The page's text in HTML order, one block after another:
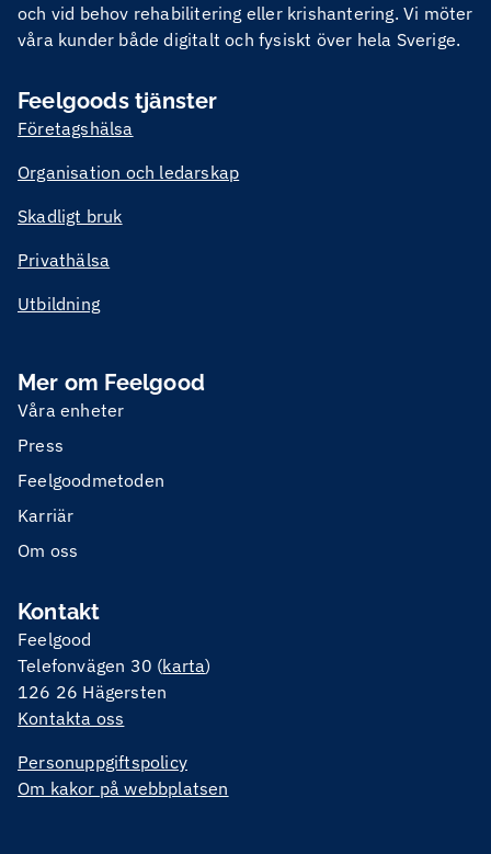
och vid behov rehabilitering eller krishantering. Vi möter
våra kunder både digitalt och fysiskt över hela Sverige.
Feelgoods tjänster
Företagshälsa
Organisation och ledarskap
Skadligt bruk
Privathälsa
Utbildning
Mer om Feelgood
Våra enheter
Press
Feelgoodmetoden
Karriär
Om oss
Kontakt
Feelgood
Telefonvägen 30 (karta)
126 26 Hägersten
Kontakta oss
Personuppgiftspolicy
Om kakor på webbplatsen